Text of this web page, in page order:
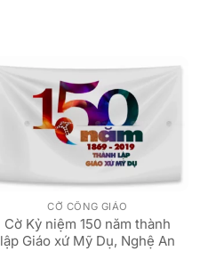
CỜ CÔNG GIÁO
Cờ Kỷ niệm 150 năm thành
lập Giáo xứ Mỹ Dụ, Nghệ An